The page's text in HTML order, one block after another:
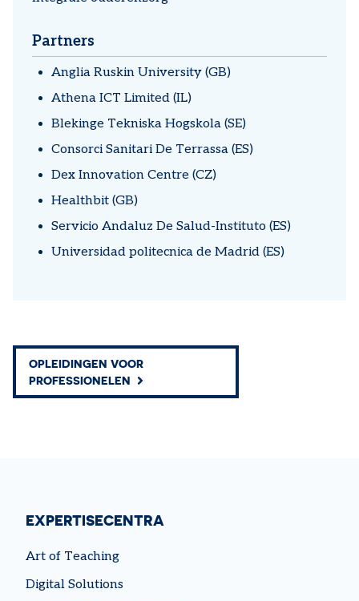
Partners
Anglia Ruskin University (GB)
Athena ICT Limited (IL)
Blekinge Tekniska Hogskola (SE)
Consorci Sanitari De Terrassa (ES)
Dex Innovation Centre (CZ)
Healthbit (GB)
Servicio Andaluz De Salud-Instituto (ES)
Universidad politecnica de Madrid (ES)
OPLEIDINGEN VOOR
PROFESSIONELEN
EXPERTISECENTRA
Art of Teaching
Digital Solutions